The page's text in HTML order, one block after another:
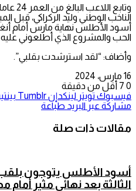
وتابع
الناخب الوطني وليد الركراكي، قبل
أسود الأطلس نهاية مارس أمام
الحب والمشروع الذي أطلعوني
وأضاف: “لقد استرشدت بقلبي”.
16 مارس، 2024
0
أقل من دقيقة
فيسبوك تويتر لينكدإن
مشاركة عبر البريد طباعة
مقالات ذات صلة
الثالثة بعد نهائي مثير أمام